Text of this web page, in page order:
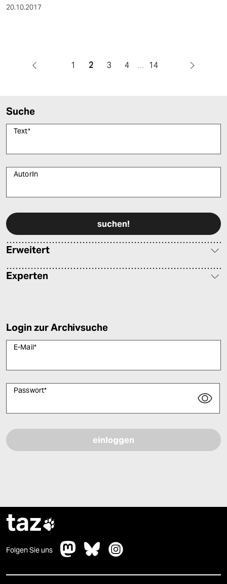
20.10.2017
1 2 3 4 … 14
Suche
Text*
AutorIn
Erweitert
Experten
Login zur Archivsuche
E-Mail*
Passwort*
taz
Folgen Sie uns